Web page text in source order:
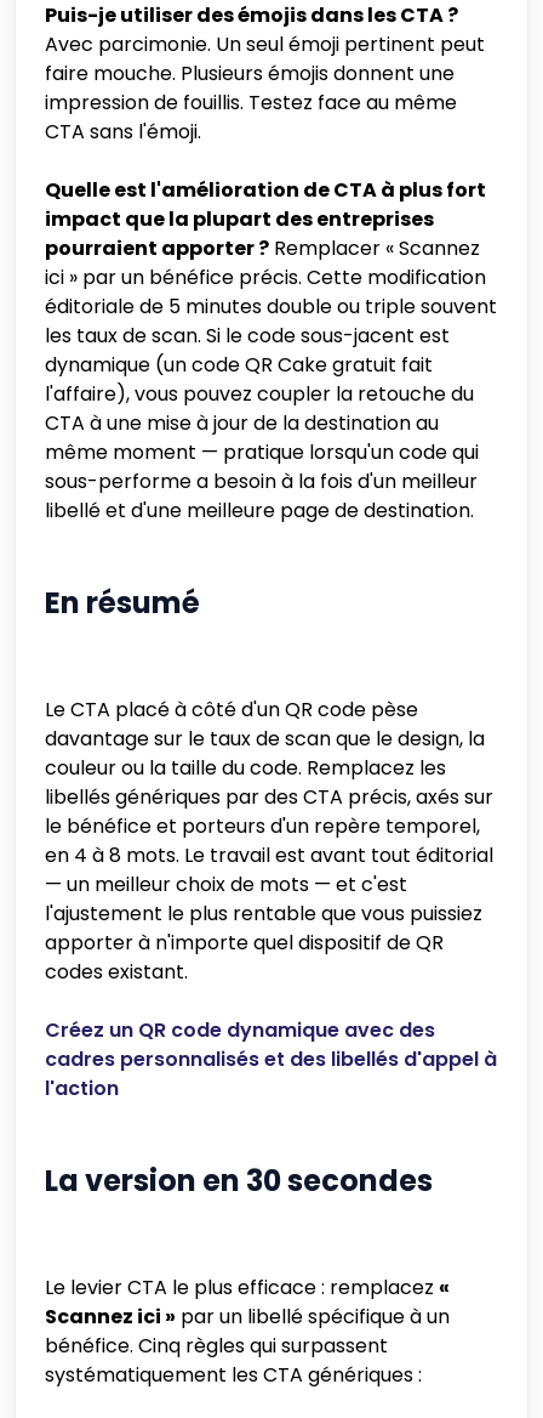
Puis-je utiliser des émojis dans les CTA ?
Avec parcimonie. Un seul émoji pertinent peut
faire mouche. Plusieurs émojis donnent une
impression de fouillis. Testez face au même
CTA sans l'émoji.
Quelle est l'amélioration de CTA à plus fort
impact que la plupart des entreprises
pourraient apporter ? Remplacer « Scannez
ici » par un bénéfice précis. Cette modification
éditoriale de 5 minutes double ou triple souvent
les taux de scan. Si le code sous-jacent est
dynamique (un code QR Cake gratuit fait
l'affaire), vous pouvez coupler la retouche du
CTA à une mise à jour de la destination au
même moment — pratique lorsqu'un code qui
sous-performe a besoin à la fois d'un meilleur
libellé et d'une meilleure page de destination.
En résumé
Le CTA placé à côté d'un QR code pèse
davantage sur le taux de scan que le design, la
couleur ou la taille du code. Remplacez les
libellés génériques par des CTA précis, axés sur
le bénéfice et porteurs d'un repère temporel,
en 4 à 8 mots. Le travail est avant tout éditorial
— un meilleur choix de mots — et c'est
l'ajustement le plus rentable que vous puissiez
apporter à n'importe quel dispositif de QR
codes existant.
Créez un QR code dynamique avec des
cadres personnalisés et des libellés d'appel à
l'action
La version en 30 secondes
Le levier CTA le plus efficace : remplacez «
Scannez ici » par un libellé spécifique à un
bénéfice. Cinq règles qui surpassent
systématiquement les CTA génériques :